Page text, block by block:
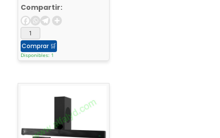
Compartir:
Comprar 🛒
Disponibles: 1